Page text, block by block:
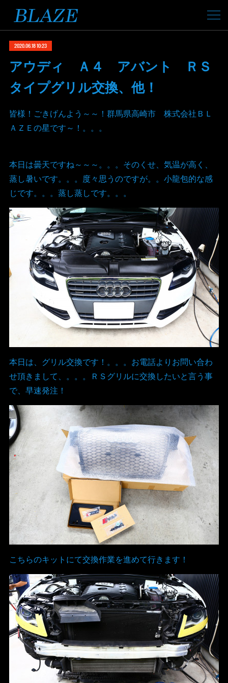
2020.06.18 10:23
アウディ Ａ４ アバント ＲＳ
タイプグリル交換、他！
皆様！ごきげんよう～～！群馬県高崎市 株式会社ＢＬ
ＡＺＥの星です～！。。。
本日は曇天ですね～～～。。。そのくせ、気温が高く、
蒸し暑いです。。。度々思うのですが。。小龍包的な感
じです。。。蒸し蒸しです。。。
本日は、グリル交換です！。。。お電話よりお問い合わ
せ頂きまして、。。。ＲＳグリルに交換したいと言う事
で、早速発注！
こちらのキットにて交換作業を進めて行きます！